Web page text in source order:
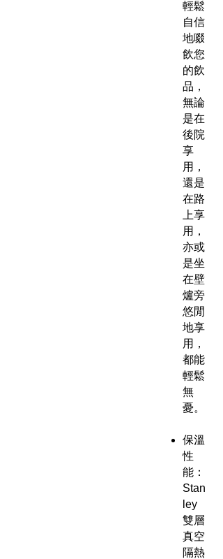
輕鬆
自信
地啜
飲您
的飲
品，
無論
是在
後院
享
用，
還是
在路
上享
用，
亦或
是坐
在壁
爐旁
悠閒
地享
用，
都能
輕鬆
無
憂。
保溫
性
能：
Stan
ley
雙層
真空
隔熱